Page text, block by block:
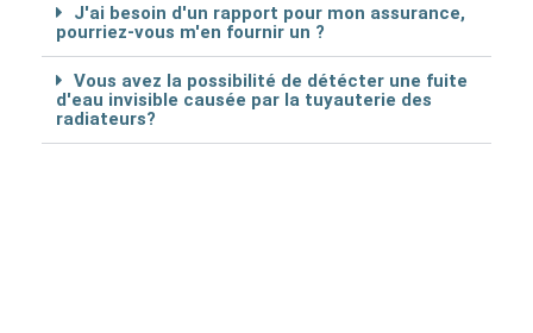
J'ai besoin d'un rapport pour mon assurance,
pourriez-vous m'en fournir un ?
Vous avez la possibilité de détécter une fuite
d'eau invisible causée par la tuyauterie des
radiateurs?